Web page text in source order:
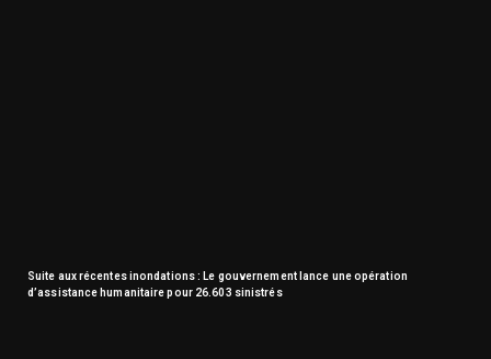
Suite aux récentes inondations : Le gouvernement lance une opération
d’assistance humanitaire pour 26.603 sinistrés